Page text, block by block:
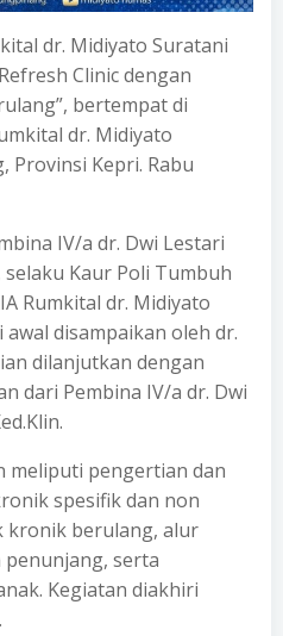
dr. Midiyato Suratani
Clinic dengan
bertempat di
dr. Midiyato
Provinsi Kepri. Rabu
IV/a dr. Dwi Lestari
selaku Kaur Poli Tumbuh
Rumkital dr. Midiyato
disampaikan oleh dr.
dilanjutkan dengan
dari Pembina IV/a dr. Dwi
meliputi pengertian dan
spesifik dan non
kronik berulang, alur
serta
Kegiatan diakhiri